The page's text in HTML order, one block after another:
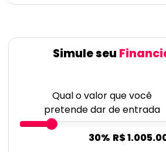
Simule seu
Qual o valor que você
pretende dar de entrada
30% R$